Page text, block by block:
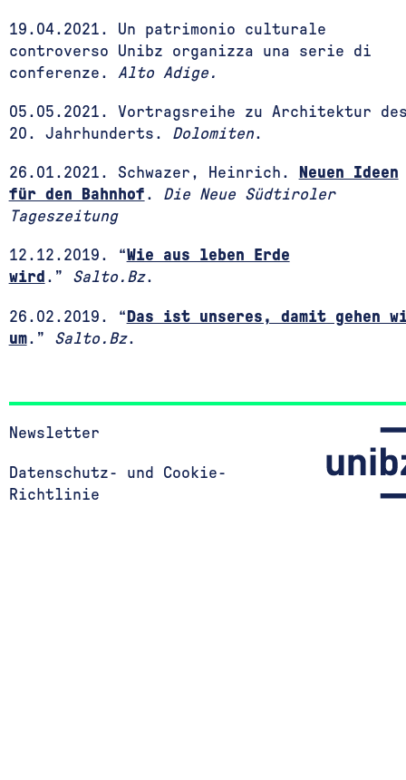
19.04.2021. Un patrimonio culturale
controverso Unibz organizza una serie di
conferenze.
Alto Adige.
05.05.2021. Vortragsreihe zu Architektur
20. Jahrhunderts.
Dolomiten.
26.01.2021. Schwazer, Heinrich.
Neuen Ideen
für den Bahnhof .
Die Neue Südtiroler
Tageszeitung
12.12.2019. “Wie aus leben Erde
wird .” Salto.Bz.
26.02.2019. “ Das ist unseres, damit gehen
um.” Salto.Bz.
Newsletter
Datenschutz- und Cookie-
Richtlinie